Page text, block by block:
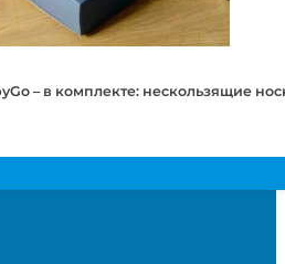
– в комплекте: нескользящие